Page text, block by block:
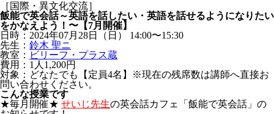
［国際・異文化交流］
飯能で英会話～英語を話したい・英語を話せるようになりたい
をかなえよう！〜【7月開催】
日時：2024年07月28日（日） 14:00〜15:30
先生： 鈴木 聖ニ
教室： ビリーフ・プラス蔵
費用：1人1,200円
対象：どなたでも【定員4名】※現在の残席数は講師へ直接お
問い合わせください。
こんな授業です
★毎月開催★ せいじ先生の英会話カフェ「飯能で英会話」の